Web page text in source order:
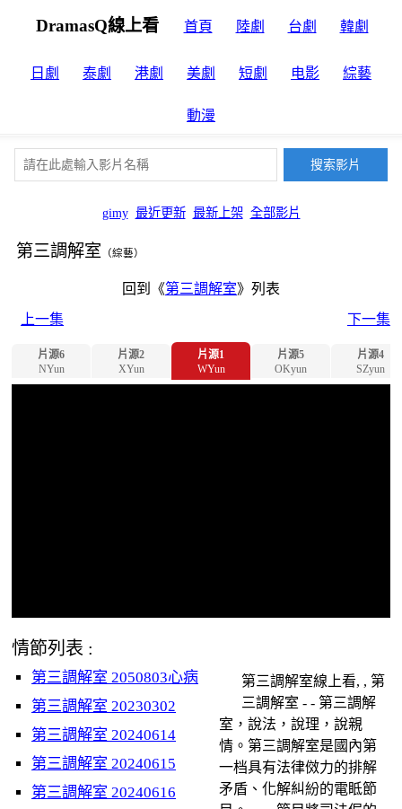
DramasQ線上看 首頁 陸劇 台劇 韓劇
日劇 泰劇 港劇 美劇 短劇 电影 綜藝
動漫
gimy 最近更新 最新上架 全部影片
第三調解室 （綜藝）
回到《第三調解室》列表
上一集
下一集
片源6
NYun
片源2
XYun
片源1
WYun
片源5
OKyun
片源4
SZyun
情節列表 :
第三調解室 2050803心病
第三調解室 20230302
第三調解室 20240614
第三調解室 20240615
第三調解室 20240616
第三調解室線上看, , 第
三調解室 - - 第三調解
室，說法，說理，說親
情。第三調解室是國內第
一档具有法律傚力的排解
矛盾、化解糾紛的電眡節